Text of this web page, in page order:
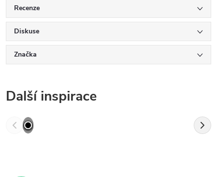
Recenze
Diskuse
Značka
Další inspirace